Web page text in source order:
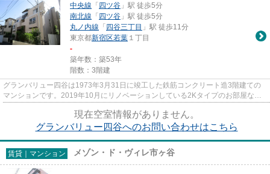
中央線 「 四ツ谷 」駅 徒歩5分
南北線 「 四ツ谷 」駅 徒歩5分
丸ノ内線 「 四谷三丁目 」駅 徒歩11分
東京都新宿区若葉 １丁目
-
築年数：築53年
階数：3階建
グランバリュー四谷は1973年3月31日に竣工した鉄筋コンクリート造3階建ての
マンションです。2019年10月にリノベーションしている2Kタイプのお部屋など
現在空室情報がありません。
グランバリュー四谷へのお問い合わせはこちら
賃貸｜マンション メゾン・ド・ヴィレ市ヶ谷